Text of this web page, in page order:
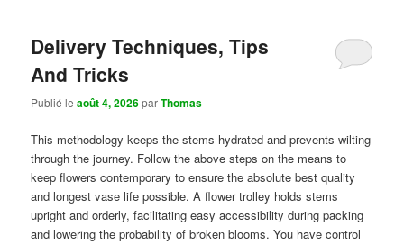
Delivery Techniques, Tips
And Tricks
Publié leaoût 4, 2026parThomas
This methodology keeps the stems hydrated and prevents wilting
through the journey. Follow the above steps on the means to
keep flowers contemporary to ensure the absolute best quality
and longest vase life possible. A flower trolley holds stems
upright and orderly, facilitating easy accessibility during packing
and lowering the probability of broken blooms. You have control